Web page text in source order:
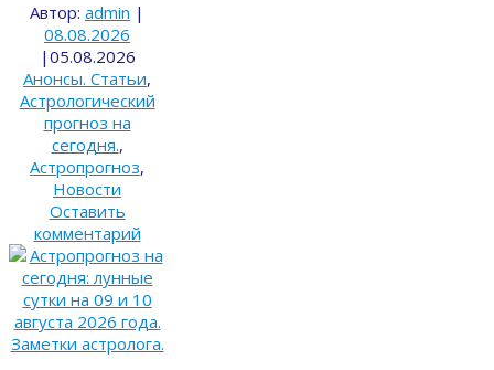
Автор: admin |
08.08.2026
| 05.08.2026
Анонсы. Статьи,
Астрологический
прогноз на
сегодня.,
Астропрогноз,
Новости
Оставить
комментарий